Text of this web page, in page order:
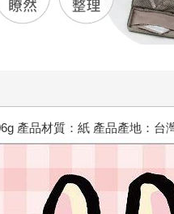
產品材質：紙 產品產地：台